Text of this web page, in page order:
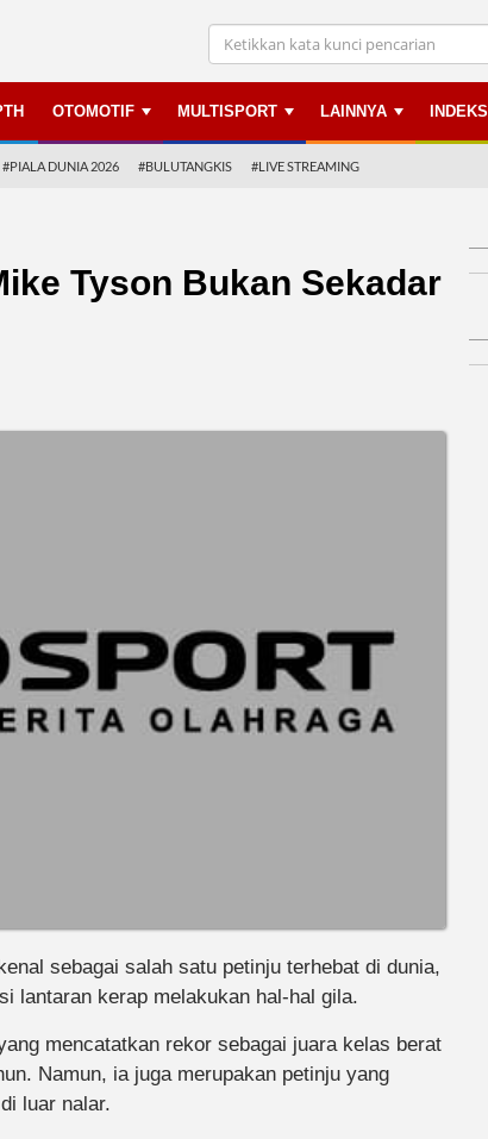
OTOMOTIF MULTISPORT LAINNYA INDEKS
#PIALA DUNIA 2026 #BULUTANGKIS #LIVE STREAMING
Tyson Bukan Sekadar
sebagai salah satu petinju terhebat di dunia,
lantaran kerap melakukan hal-hal gila.
mencatatkan rekor sebagai juara kelas berat
Namun, ia juga merupakan petinju yang
luar nalar.